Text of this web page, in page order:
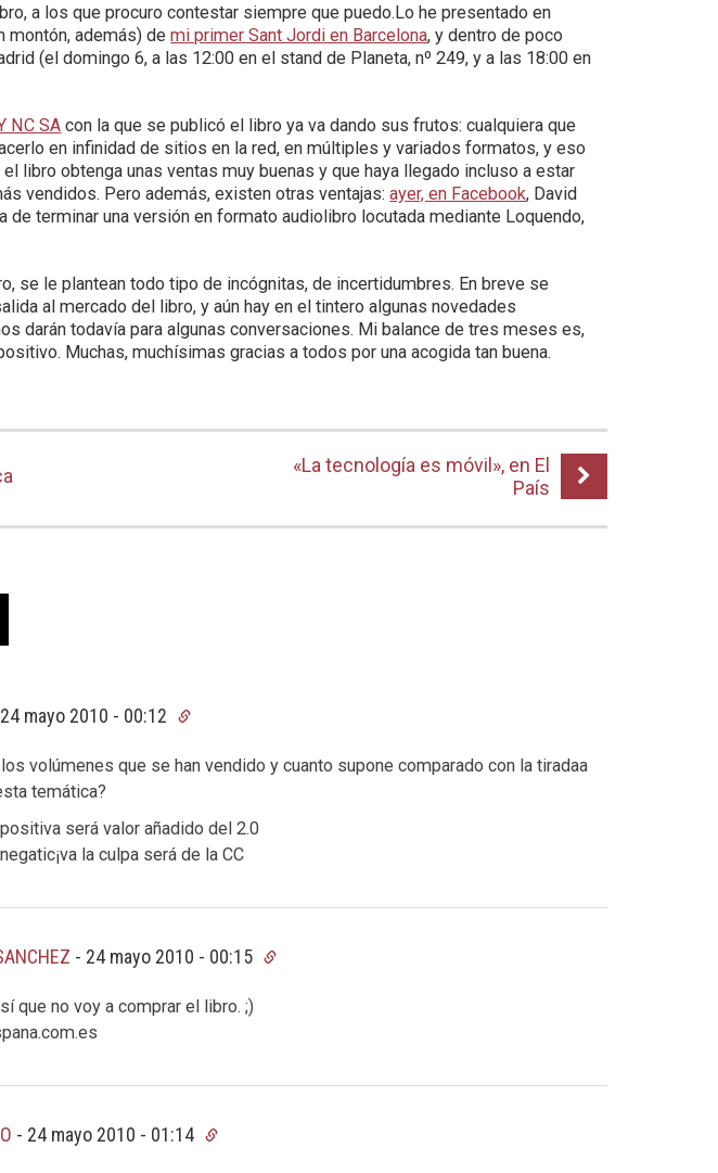
a los que procuro contestar siempre que puedo.Lo he presentado en
montón, además) demi primer Sant Jordi en Barcelona, y dentro de poco
(el domingo 6, a las 12:00 en el stand de Planeta, nº 249, y a las 18:00 en
NC SA con la que se publicó el libro ya va dando sus frutos: cualquiera que
en infinidad de sitios en la red, en múltiples y variados formatos, y eso
libro obtenga unas ventas muy buenas y que haya llegado incluso a estar
vendidos. Pero además, existen otras ventajas:ayer, en Facebook, David
de terminar una versión en formato audiolibro locutada mediante Loquendo,
se le plantean todo tipo de incógnitas, de incertidumbres. En breve se
al mercado del libro, y aún hay en el tintero algunas novedades
darán todavía para algunas conversaciones. Mi balance de tres meses es,
Muchas, muchísimas gracias a todos por una acogida tan buena.
«La tecnología es móvil», en El
País
24 mayo 2010 - 00:12
volúmenes que se han vendido y cuanto supone comparado con la tiradaa
temática?
será valor añadido del 2.0
la culpa será de la CC
- 24 mayo 2010 - 00:15
que no voy a comprar el libro. ;)
- 24 mayo 2010 - 01:14